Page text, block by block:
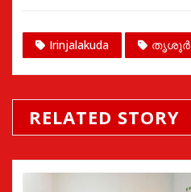
Irinjalakuda തൃശൂർ
RELATED STORY